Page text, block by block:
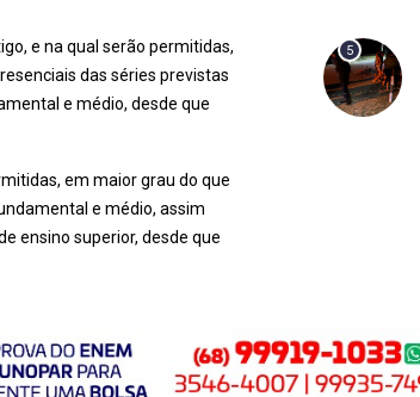
e na qual serão permitidas,
das séries previstas
e médio, desde que
em maior grau do que
e médio, assim
ensino superior, desde que
5